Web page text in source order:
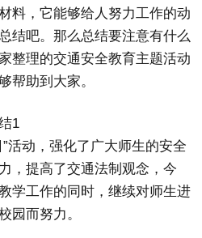
料，它能够给人努力工作的动
结吧。那么总结要注意有什么
整理的交通安全教育主题活动
帮助到大家。
1
活动，强化了广大师生的安全
，提高了交通法制观念，今
学工作的同时，继续对师生进
园而努力。